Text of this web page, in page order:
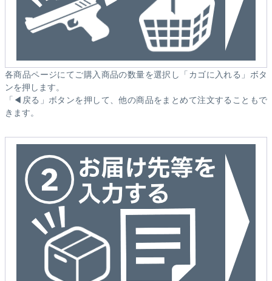
各商品ページにてご購入商品の数量を選択し「カゴに入れる」ボタ
ンを押します。
「◀戻る」ボタンを押して、他の商品をまとめて注文することもで
きます。